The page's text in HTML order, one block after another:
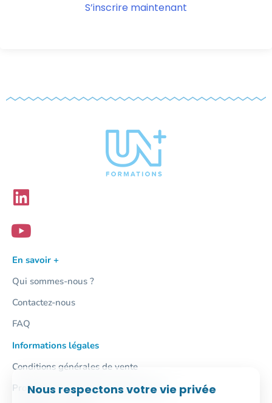
S’inscrire maintenant
En savoir +
Qui sommes-nous ?
Contactez-nous
FAQ
Informations légales
Conditions générales de vente
Protection des données personnelles
Nous respectons votre vie privée